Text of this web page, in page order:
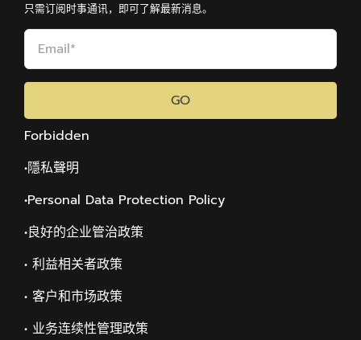
只需订阅时事通讯，即可了解最新消息。
GO
Forbidden
•隱私聲明
•Personal Data Protection Policy
•良好的企业管治政策
• 利益相关者政策
• 客户和市场政策
• 业务连续性管理政策